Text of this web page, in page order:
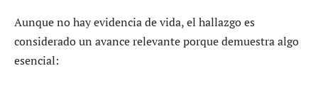
Aunque no hay evidencia de vida, el hallazgo es
considerado un avance relevante porque demuestra algo
esencial: